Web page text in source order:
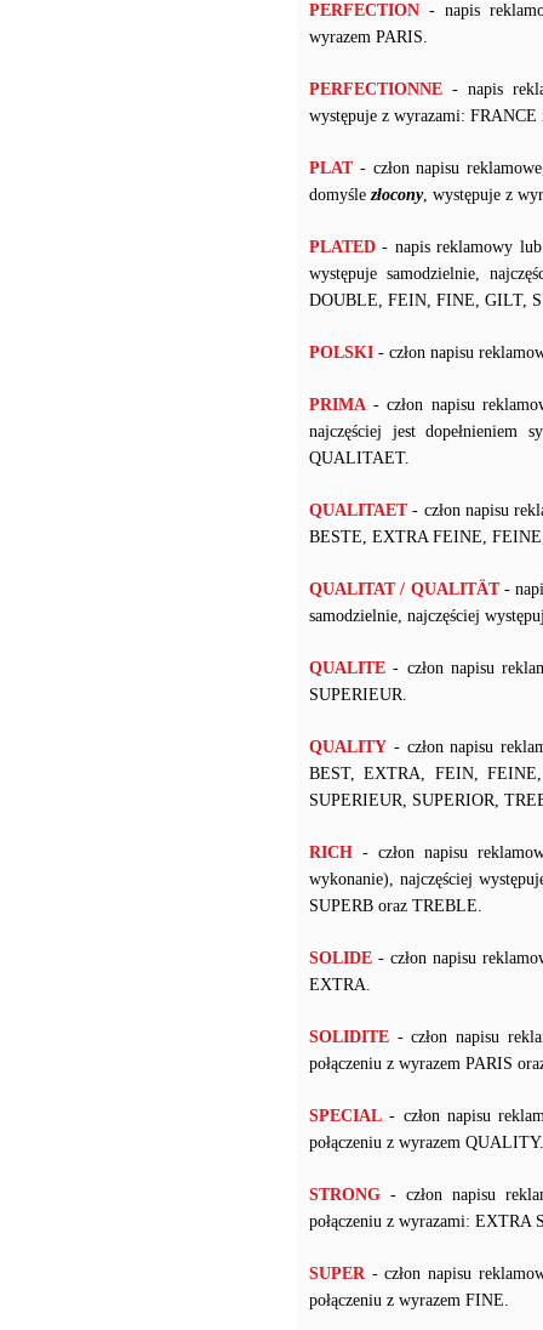
PERFECTION - napis
wyrazem PARIS.
PERFECTIONNE - napis
występuje z wyrazami:
PLAT- człon napisu
domyślezłocony, występuje z
PLATED - napis reklamowy
występuje samodzielnie,
DOUBLE, FEIN, FINE, GILT,
POLSKI - człon napisu
PRIMA - człon napisu
najczęściej jest
QUALITAET.
QUALITAET- człon napisu
BESTE, EXTRA FEINE,
QUALITAT / QUALITÄT-
samodzielnie, najczęściej
QUALITE - człon napisu
SUPERIEUR.
QUALITY - człon napisu
BEST, EXTRA, FEIN,
SUPERIEUR, SUPERIOR,
RICH - człon napisu
wykonanie), najczęściej
SUPERB oraz TREBLE.
SOLIDE - człon napisu
EXTRA.
SOLIDITE - człon napisu
połączeniu z wyrazem PARIS
SPECIAL - człon napisu
połączeniu z wyrazem QUALITY.
STRONG - człon napisu
połączeniu z wyrazami: EXTRA
SUPER- człon napisu
połączeniu z wyrazem FINE.